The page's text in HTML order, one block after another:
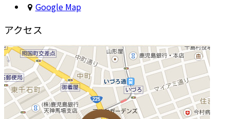
Google Map
アクセス